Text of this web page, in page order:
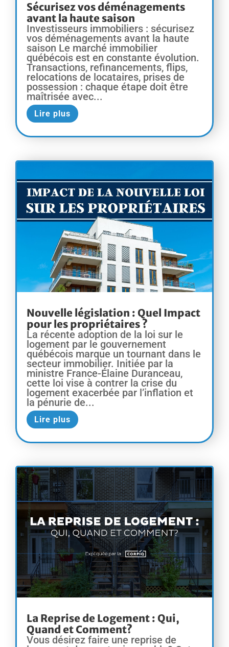
Sécurisez vos déménagements
avant la haute saison
Investisseurs immobiliers : sécurisez
vos déménagements avant la haute
saison Le marché immobilier
québécois est en constante évolution.
Transactions, refinancements, flips,
relocations de locataires, prises de
possession : chaque étape doit être
maîtrisée avec...
Lire plus
Nouvelle législation : Quel Impact
pour les propriétaires ?
La récente adoption de la loi sur le
logement par le gouvernement
québécois marque un tournant dans le
secteur immobilier. Initiée par la
ministre France-Élaine Duranceau,
cette loi vise à contrer la crise du
logement exacerbée par l’inflation et
la pénurie de...
Lire plus
La Reprise de Logement : Qui,
Quand et Comment?
Vous désirez faire une reprise de